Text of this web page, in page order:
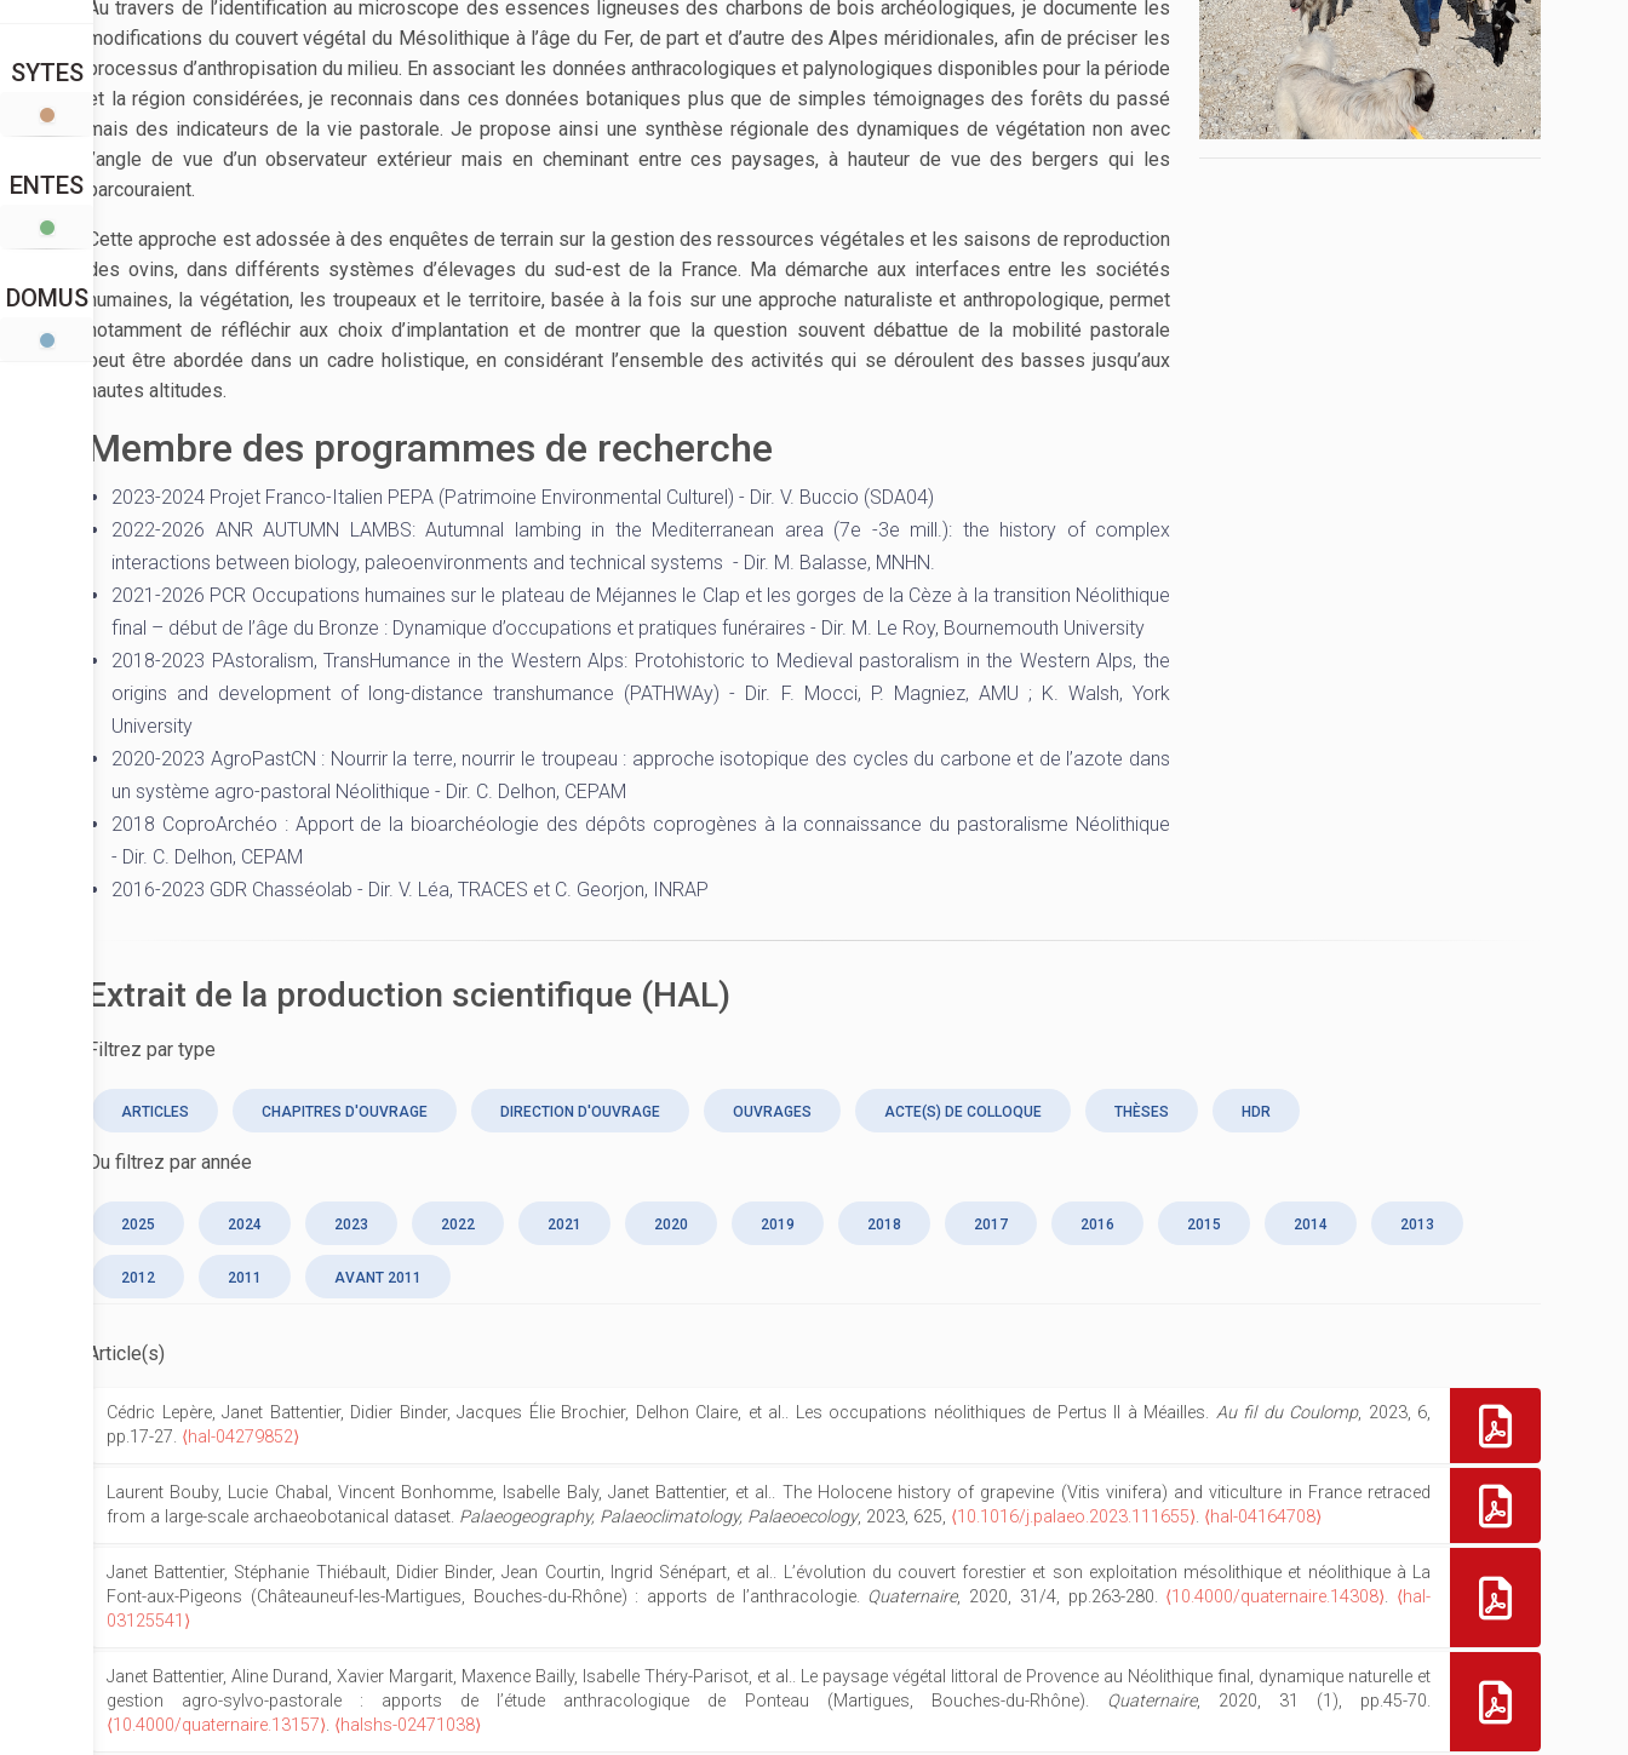
SYTES
ENTES
DOMUS
Au travers de l’identification au microscope des essences ligneuses des charbons de bois archéologiques, je documente les
modifications du couvert végétal du Mésolithique à l’âge du Fer, de part et d’autre des Alpes méridionales, afin de préciser les
processus d’anthropisation du milieu. En associant les données anthracologiques et palynologiques disponibles pour la période
et la région considérées, je reconnais dans ces données botaniques plus que de simples témoignages des forêts du passé
mais des indicateurs de la vie pastorale. Je propose ainsi une synthèse régionale des dynamiques de végétation non avec
l’angle de vue d’un observateur extérieur mais en cheminant entre ces paysages, à hauteur de vue des bergers qui les
parcouraient.
Cette approche est adossée à des enquêtes de terrain sur la gestion des ressources végétales et les saisons de reproduction
des ovins, dans différents systèmes d’élevages du sud-est de la France. Ma démarche aux interfaces entre les sociétés
humaines, la végétation, les troupeaux et le territoire, basée à la fois sur une approche naturaliste et anthropologique, permet
notamment de réfléchir aux choix d’implantation et de montrer que la question souvent débattue de la mobilité pastorale
peut être abordée dans un cadre holistique, en considérant l’ensemble des activités qui se déroulent des basses jusqu’aux
hautes altitudes.
Membre des programmes de recherche
2023-2024 Projet Franco-Italien PEPA (Patrimoine Environmental Culturel) - Dir. V. Buccio (SDA04)
2022-2026 ANR AUTUMN LAMBS: Autumnal lambing in the Mediterranean area (7e -3e mill.): the history of complex
interactions between biology, paleoenvironments and technical systems - Dir. M. Balasse, MNHN.
2021-2026 PCR Occupations humaines sur le plateau de Méjannes le Clap et les gorges de la Cèze à la transition Néolithique
final – début de l’âge du Bronze : Dynamique d’occupations et pratiques funéraires - Dir. M. Le Roy, Bournemouth University
2018-2023 PAstoralism, TransHumance in the Western Alps: Protohistoric to Medieval pastoralism in the Western Alps, the
origins and development of long-distance transhumance (PATHWAy) - Dir. F. Mocci, P. Magniez, AMU ; K. Walsh, York
University
2020-2023 AgroPastCN : Nourrir la terre, nourrir le troupeau : approche isotopique des cycles du carbone et de l’azote dans
un système agro-pastoral Néolithique - Dir. C. Delhon, CEPAM
2018 CoproArchéo : Apport de la bioarchéologie des dépôts coprogènes à la connaissance du pastoralisme Néolithique
- Dir. C. Delhon, CEPAM
2016-2023 GDR Chasséolab - Dir. V. Léa, TRACES et C. Georjon, INRAP
Extrait de la production scientifique (HAL)
Filtrez par type
ARTICLES CHAPITRES D'OUVRAGE DIRECTION D'OUVRAGE OUVRAGES ACTE(S) DE COLLOQUE THÈSES HDR
Ou filtrez par année
2025 2024 2023 2022 2021 2020 2019 2018 2017 2016 2015 2014 2013
2012 2011 AVANT 2011
Article(s)
Cédric Lepère, Janet Battentier, Didier Binder, Jacques Élie Brochier, Delhon Claire, et al.. Les occupations néolithiques de Pertus II à Méailles. Au fil du Coulomp, 2023, 6,
pp.17-27. ⟨hal-04279852⟩
Laurent Bouby, Lucie Chabal, Vincent Bonhomme, Isabelle Baly, Janet Battentier, et al.. The Holocene history of grapevine (Vitis vinifera) and viticulture in France retraced
from a large-scale archaeobotanical dataset. Palaeogeography, Palaeoclimatology, Palaeoecology, 2023, 625, ⟨10.1016/j.palaeo.2023.111655⟩. ⟨hal-04164708⟩
Janet Battentier, Stéphanie Thiébault, Didier Binder, Jean Courtin, Ingrid Sénépart, et al.. L’évolution du couvert forestier et son exploitation mésolithique et néolithique à La
Font-aux-Pigeons (Châteauneuf-les-Martigues, Bouches-du-Rhône) : apports de l’anthracologie. Quaternaire, 2020, 31/4, pp.263-280. ⟨10.4000/quaternaire.14308⟩. ⟨hal-
03125541⟩
Janet Battentier, Aline Durand, Xavier Margarit, Maxence Bailly, Isabelle Théry-Parisot, et al.. Le paysage végétal littoral de Provence au Néolithique final, dynamique naturelle et
gestion agro-sylvo-pastorale : apports de l’étude anthracologique de Ponteau (Martigues, Bouches-du-Rhône). Quaternaire, 2020, 31 (1), pp.45-70.
⟨10.4000/quaternaire.13157⟩. ⟨halshs-02471038⟩